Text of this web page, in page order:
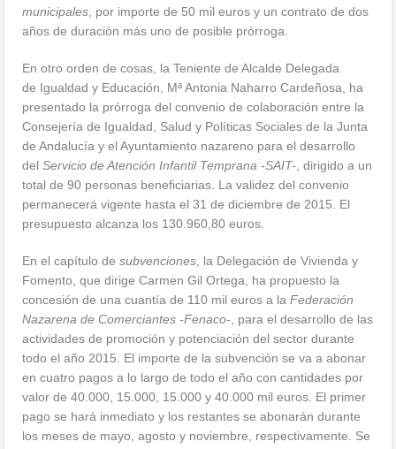
municipales , por importe de 50 mil euros y un contrato de dos
años de duración más uno de posible prórroga.
En otro orden de cosas, la Teniente de Alcalde Delegada
de Igualdad y Educación, Mª Antonia Naharro Cardeñosa, ha
presentado la prórroga del convenio de colaboración entre la
Consejería de Igualdad, Salud y Políticas Sociales de la Junta
de Andalucía y el Ayuntamiento nazareno para el desarrollo
delServicio de Atención Infantil Temprana -SAIT- , dirigido a un
total de 90 personas beneficiarias. La validez del convenio
permanecerá vigente hasta el 31 de diciembre de 2015. El
presupuesto alcanza los 130.960,80 euros.
En el capítulo desubvenciones , la Delegación de Vivienda y
Fomento, que dirige Carmen Gil Ortega, ha propuesto la
concesión de una cuantía de 110 mil euros a laFederación
Nazarena de Comerciantes -Fenaco- , para el desarrollo de las
actividades de promoción y potenciación del sector durante
todo el año 2015. El importe de la subvención se va a abonar
en cuatro pagos a lo largo de todo el año con cantidades por
valor de 40.000, 15.000, 15.000 y 40.000 mil euros. El primer
pago se hará inmediato y los restantes se abonarán durante
los meses de mayo, agosto y noviembre, respectivamente. Se